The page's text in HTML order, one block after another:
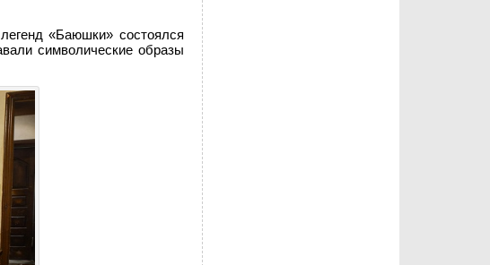
«Баюшки» состоялся
символические образы